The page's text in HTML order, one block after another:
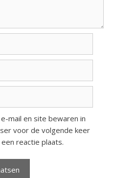
mail en site bewaren in
voor de volgende keer
reactie plaats.